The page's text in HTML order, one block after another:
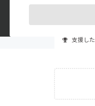
支援した